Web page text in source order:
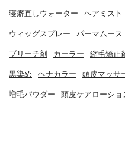
寝癖直しウォーター ヘアミスト
ウィッグスプレー パーマムース
ブリーチ剤 カーラー 縮毛矯正
黒染め ヘナカラー 頭皮マッサ
増毛パウダー 頭皮ケアローショ